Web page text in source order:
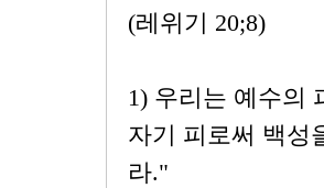
(레위기 20;8)
1) 우리는 예수의
자기 피로써 백성
라."